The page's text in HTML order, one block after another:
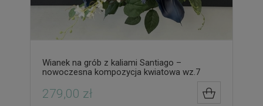
Wianek na grób z kaliami Santiago –
nowoczesna kompozycja kwiatowa wz.7
279,00 zł